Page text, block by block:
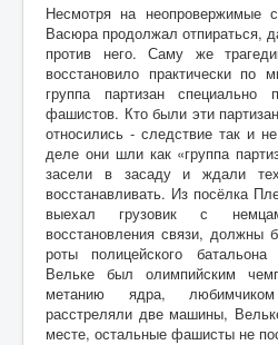
Несмотря на неопровержимые
Васюра продолжал отпираться,
против него. Саму же
восстановило практически по
группа партизан специально
фашистов. Кто были эти
относились - следствие так и
деле они шли как «группа
засели в засаду и ждали
восстанавливать. Из посёлка
выехал грузовик с
восстановления связи,
роты полицейского
Вельке был олимпийским
метанию ядра,
расстреляли две машины,
месте, остальные фашисты не